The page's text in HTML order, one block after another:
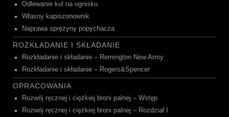
Odlewanie kul na ognisku
Własny kapiszonownik
Naprawa sprężyny popychacza
ROZKŁADANIE I SKŁADANIE
Rozkładanie i składanie – Remington New Army
Rozkładanie i składanie – Rogers&Spencer
OPRACOWANIA
Rozwój ręcznej i ciężkiej broni palnej – Wstęp
Rozwój ręcznej i ciężkiej broni palnej – Rozdział I